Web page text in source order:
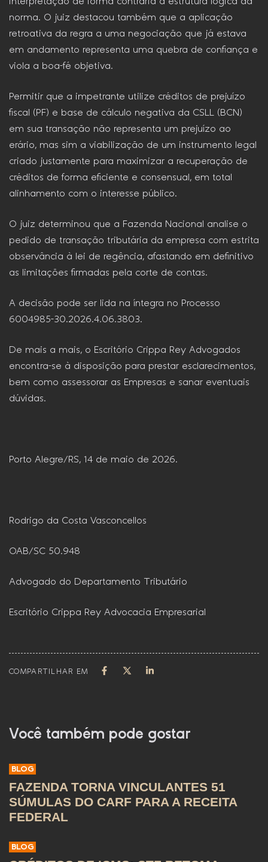
norma. O juiz destacou também que a aplicação
retroativa da regra a uma negociação que já estava
em andamento representa uma quebra de confiança e
viola a boa-fé objetiva.
Permitir que a impetrante utilize créditos de prejuízo
fiscal (PF) e base de cálculo negativa da CSLL (BCN)
em sua transação não representa um prejuízo ao
erário, mas sim a viabilização de um instrumento legal
criado justamente para maximizar a recuperação de
créditos de forma eficiente e consensual, em total
alinhamento com o interesse público.
O juiz determinou que a Fazenda Nacional analise o
pedido de transação tributária da empresa com estrita
observância à lei de regência, afastando em definitivo
as limitações firmadas pela corte de contas.
A decisão pode ser lida na íntegra no Processo
6004985-30.2026.4.06.3803.
De mais a mais, o Escritório Crippa Rey Advogados
encontra-se à disposição para prestar esclarecimentos,
bem como assessorar as Empresas e sanar eventuais
dúvidas.
Porto Alegre/RS, 14 de maio de 2026.
Rodrigo da Costa Vasconcellos
OAB/SC 50.948
Advogado do Departamento Tributário
Escritório Crippa Rey Advocacia Empresarial
COMPARTILHAR EM
Você também pode gostar
BLOG
FAZENDA TORNA VINCULANTES 51
SÚMULAS DO CARF PARA A RECEITA
FEDERAL
BLOG